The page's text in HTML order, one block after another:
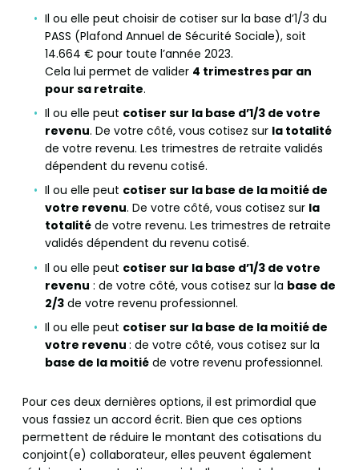
Il ou elle peut choisir de cotiser sur la base d’1/3 du
PASS (Plafond Annuel de Sécurité Sociale), soit
14.664 € pour toute l’année 2023.
Cela lui permet de valider 4 trimestres par an
pour sa retraite.
Il ou elle peut cotiser sur la base d’1/3 de votre
revenu. De votre côté, vous cotisez sur la totalité
de votre revenu. Les trimestres de retraite validés
dépendent du revenu cotisé.
Il ou elle peut cotiser sur la base de la moitié de
votre revenu. De votre côté, vous cotisez sur la
totalité de votre revenu. Les trimestres de retraite
validés dépendent du revenu cotisé.
Il ou elle peut cotiser sur la base d’1/3 de votre
revenu : de votre côté, vous cotisez sur la base de
2/3 de votre revenu professionnel.
Il ou elle peut cotiser sur la base de la moitié de
votre revenu : de votre côté, vous cotisez sur la
base de la moitié de votre revenu professionnel.
Pour ces deux dernières options, il est primordial que
vous fassiez un accord écrit. Bien que ces options
permettent de réduire le montant des cotisations du
conjoint(e) collaborateur, elles peuvent également